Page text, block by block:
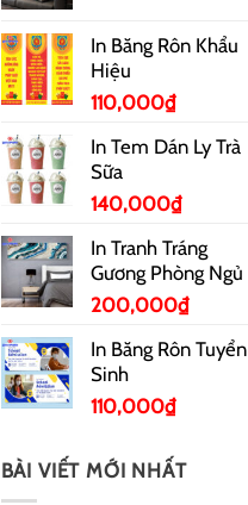
In Băng Rôn Khẩu
Hiệu
110,000₫
In Tem Dán Ly Trà
Sữa
140,000₫
In Tranh Tráng
Gương Phòng Ngủ
200,000₫
In Băng Rôn Tuyển
Sinh
110,000₫
BÀI VIẾT MỚI NHẤT